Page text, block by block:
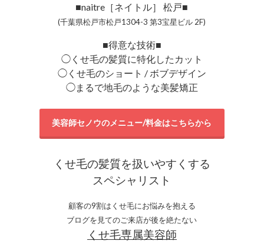
■naitre［ネイトル］ 松戸■
(千葉県松戸市松戸1304-3 第3宝星ビル 2F)
■得意な技術■
◯くせ毛の髪質に特化したカット
◯くせ毛のショート / ボブデザイン
◯まるで地毛のような美髪矯正
美容師セノウのメニュー/料金はこちらから
くせ毛の髪質を扱いやすくする
スペシャリスト
顧客の9割はくせ毛にお悩みを抱える
ブログを見てのご来店が後を絶たない
くせ毛専属美容師